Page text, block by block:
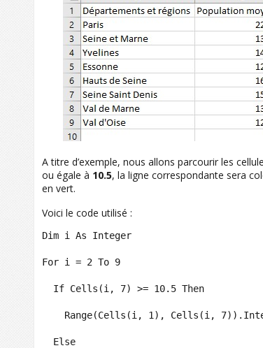
A titre d’exemple, nous allons parcourir les
ou égale à 10.5, la ligne correspondante sera
en vert.
Voici le code utilisé :
Dim i As Integer
For i = 2 To 9
If Cells(i, 7) >= 10.5 Then
Range(Cells(i, 1), Cells(i,
Else